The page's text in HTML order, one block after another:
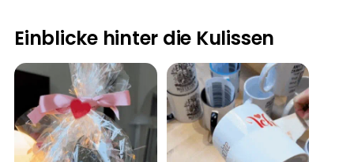
Einblicke hinter die Kulissen